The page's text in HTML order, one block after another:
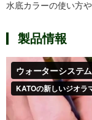
水底カラーの使い方
製品情報